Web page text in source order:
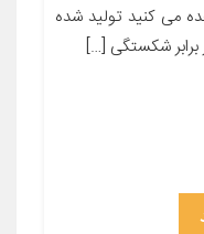
می کنید تولید شده
برابر شکستگی […]